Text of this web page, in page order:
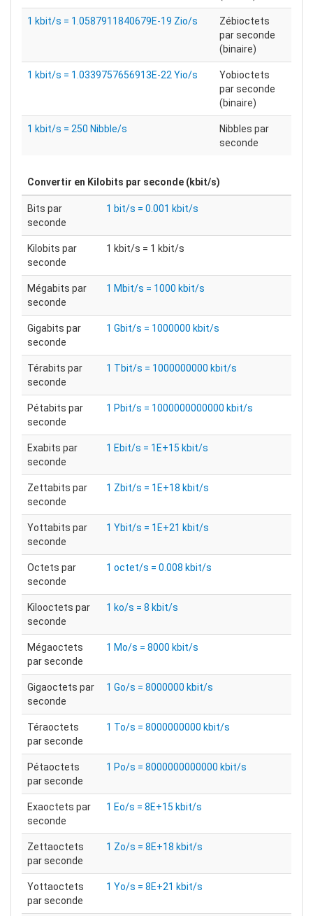
1 kbit/s = 1.0587911840679E-19 Zio/s
Zébioctets
par seconde
(binaire)
1 kbit/s = 1.0339757656913E-22 Yio/s
Yobioctets
par seconde
(binaire)
1 kbit/s = 250 Nibble/s
Nibbles par
seconde
Convertir en Kilobits par seconde (kbit/s)
Bits par
seconde
1 bit/s = 0.001 kbit/s
Kilobits par
seconde
1 kbit/s = 1 kbit/s
Mégabits par
seconde
1 Mbit/s = 1000 kbit/s
Gigabits par
seconde
1 Gbit/s = 1000000 kbit/s
Térabits par
seconde
1 Tbit/s = 1000000000 kbit/s
Pétabits par
seconde
1 Pbit/s = 1000000000000 kbit/s
Exabits par
seconde
1 Ebit/s = 1E+15 kbit/s
Zettabits par
seconde
1 Zbit/s = 1E+18 kbit/s
Yottabits par
seconde
1 Ybit/s = 1E+21 kbit/s
Octets par
seconde
1 octet/s = 0.008 kbit/s
Kilooctets par
seconde
1 ko/s = 8 kbit/s
Mégaoctets
par seconde
1 Mo/s = 8000 kbit/s
Gigaoctets par
seconde
1 Go/s = 8000000 kbit/s
Téraoctets
par seconde
1 To/s = 8000000000 kbit/s
Pétaoctets
par seconde
1 Po/s = 8000000000000 kbit/s
Exaoctets par
seconde
1 Eo/s = 8E+15 kbit/s
Zettaoctets
par seconde
1 Zo/s = 8E+18 kbit/s
Yottaoctets
par seconde
1 Yo/s = 8E+21 kbit/s